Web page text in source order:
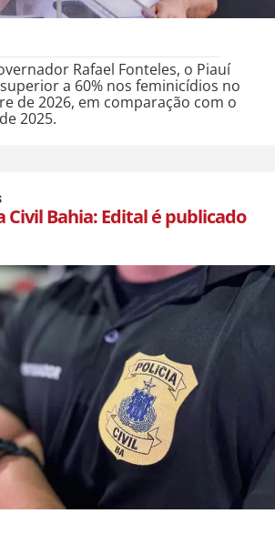
Rafael Fonteles, o Piauí
a 60% nos feminicídios no
de 2026, em comparação com o
2025.
Civil Bahia: Edital é publicado